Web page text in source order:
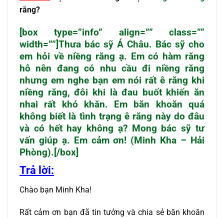
răng?
[box type=”info” align=”” class=””
width=””]Thưa bác sỹ Á Châu. Bác sỹ cho
em hỏi về niềng răng ạ. Em có hàm răng
hô nên đang có nhu cầu đi niềng răng
nhưng em nghe bạn em nói rất ê răng khi
niềng răng, đôi khi là đau buốt khiến ăn
nhai rất khó khăn. Em băn khoăn quá
không biết là tình trạng ê răng này do đâu
và có hết hay không ạ? Mong bác sỹ tư
vấn giúp ạ. Em cảm ơn! (Minh Kha – Hải
Phòng).[/box]
Trả lời:
Chào bạn Minh Kha!
Rất cảm ơn bạn đã tin tưởng và chia sẻ băn khoăn